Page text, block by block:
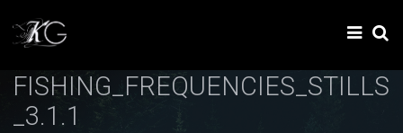
FISHING_FREQUENCIES_STILLS
_3.1.1